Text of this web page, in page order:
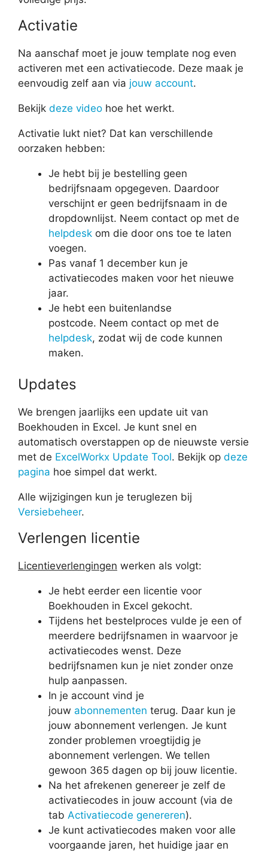
Activatie
Na aanschaf moet je jouw template nog even
activeren met een activatiecode. Deze maak je
eenvoudig zelf aan via jouw account.
Bekijk deze video hoe het werkt.
Activatie lukt niet? Dat kan verschillende
oorzaken hebben:
Je hebt bij je bestelling geen
bedrijfsnaam opgegeven. Daardoor
verschijnt er geen bedrijfsnaam in de
dropdownlijst. Neem contact op met de
helpdesk om die door ons toe te laten
voegen.
Pas vanaf 1 december kun je
activatiecodes maken voor het nieuwe
jaar.
Je hebt een buitenlandse
postcode. Neem contact op met de
helpdesk, zodat wij de code kunnen
maken.
Updates
We brengen jaarlijks een update uit van
Boekhouden in Excel. Je kunt snel en
automatisch overstappen op de nieuwste versie
met de ExcelWorkx Update Tool. Bekijk op deze
pagina hoe simpel dat werkt.
Alle wijzigingen kun je teruglezen bij
Versiebeheer.
Verlengen licentie
Licentieverlengingen werken als volgt:
Je hebt eerder een licentie voor
Boekhouden in Excel gekocht.
Tijdens het bestelproces vulde je een of
meerdere bedrijfsnamen in waarvoor je
activatiecodes wenst. Deze
bedrijfsnamen kun je niet zonder onze
hulp aanpassen.
In je account vind je
jouw abonnementen terug. Daar kun je
jouw abonnement verlengen. Je kunt
zonder problemen vroegtijdig je
abonnement verlengen. We tellen
gewoon 365 dagen op bij jouw licentie.
Na het afrekenen genereer je zelf de
activatiecodes in jouw account (via de
tab Activatiecode genereren).
Je kunt activatiecodes maken voor alle
voorgaande jaren, het huidige jaar en